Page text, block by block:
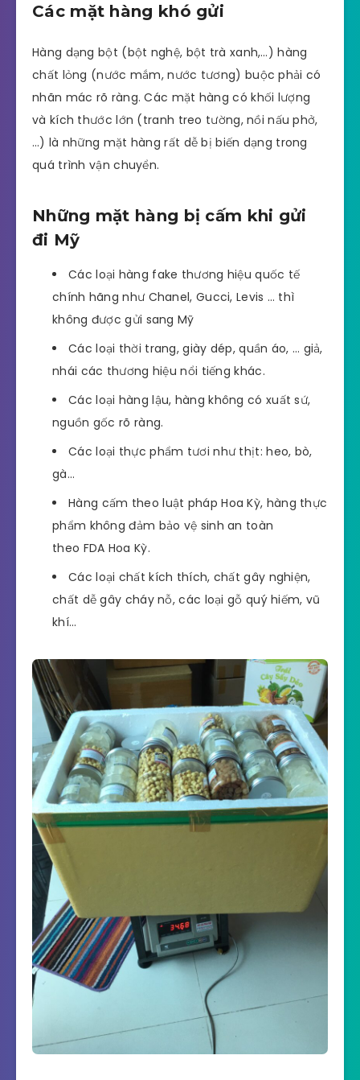
Các mặt hàng khó gửi
Hàng dạng bột (bột nghệ, bột trà xanh,…) hàng
chất lỏng (nước mắm, nước tương) buộc phải có
nhãn mác rõ ràng. Các mặt hàng có khối lượng
và kích thước lớn (tranh treo tường, nồi nấu phở,
…) là những mặt hàng rất dễ bị biến dạng trong
quá trình vận chuyển.
Những mặt hàng bị cấm khi gửi
đi Mỹ
Các loại hàng fake thương hiệu quốc tế
chính hãng như Chanel, Gucci, Levis … thì
không được gửi sang Mỹ
Các loại thời trang, giày dép, quần áo, … giả,
nhái các thương hiệu nổi tiếng khác.
Các loại hàng lậu, hàng không có xuất sứ,
nguồn gốc rõ ràng.
Các loại thực phẩm tươi như thịt: heo, bò,
gà…
Hàng cấm theo luật pháp Hoa Kỳ, hàng thực
phẩm không đảm bảo vệ sinh an toàn
theo FDA Hoa Kỳ.
Các loại chất kích thích, chất gây nghiện,
chất dễ gây cháy nỗ, các loại gỗ quý hiếm, vũ
khí…